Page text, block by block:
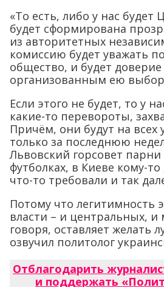
«То есть, либо у нас будет
будет сформирована
из авторитетных
комиссию будет уважать
общество, и будет доверие
организованным ею
Если этого не будет, то у
какие-то перевороты,
Причём, они будут на всех
только за последнюю
Львовский горсовет
футболках, в Киеве кому-
что-то требовали и так
Потому что легитимность
власти – и центральных, и
говоря, оставляет желать
озвучил политолог
Отблагодарить
и поддержать